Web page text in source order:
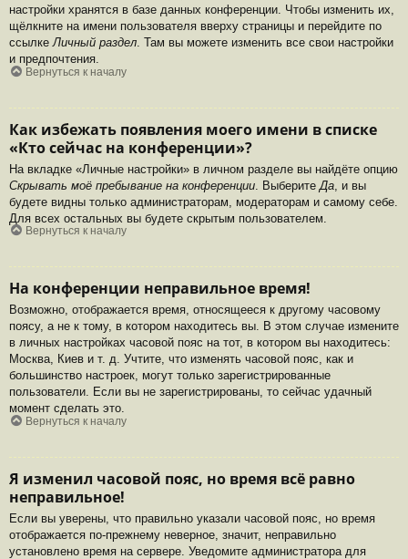
настройки хранятся в базе данных конференции. Чтобы изменить их,
щёлкните на имени пользователя вверху страницы и перейдите по
ссылкеЛичный раздел. Там вы можете изменить все свои настройки
и предпочтения.
Вернуться к началу
Как избежать появления моего имени в списке
«Кто сейчас на конференции»?
На вкладке «Личные настройки» в личном разделе вы найдёте опцию
Скрывать моё пребывание на конференции . Выберите Да , и вы
будете видны только администраторам, модераторам и самому себе.
Для всех остальных вы будете скрытым пользователем.
Вернуться к началу
На конференции неправильное время!
Возможно, отображается время, относящееся к другому часовому
поясу, а не к тому, в котором находитесь вы. В этом случае измените
в личных настройках часовой пояс на тот, в котором вы находитесь:
Москва, Киев и т. д. Учтите, что изменять часовой пояс, как и
большинство настроек, могут только зарегистрированные
пользователи. Если вы не зарегистрированы, то сейчас удачный
момент сделать это.
Вернуться к началу
Я изменил часовой пояс, но время всё равно
неправильное!
Если вы уверены, что правильно указали часовой пояс, но время
отображается по-прежнему неверное, значит, неправильно
установлено время на сервере. Уведомите администратора для